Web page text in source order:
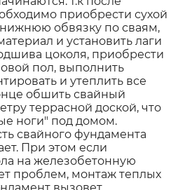
приобрести сухой
обвязку по сваям,
и установить лаги
цоколя, приобрести
пол, выполнить
и утеплить все
обшить свайный
террасной доской, что
ноги" под домом.
свайного фундамента
При этом если
на железобетонную
проблем, монтаж теплых
вызовет